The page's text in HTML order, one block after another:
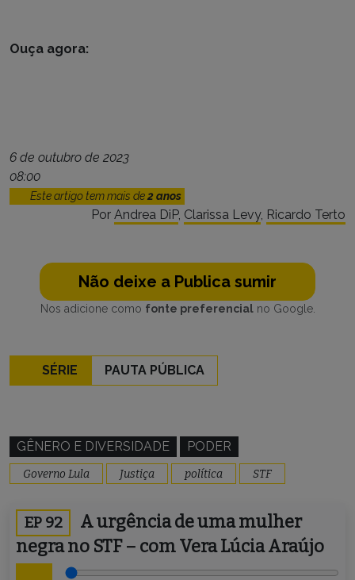
Ouça agora:
6 de outubro de 2023
08:00
Este artigo tem mais de2 anos
Por Andrea DiP, Clarissa Levy, Ricardo Terto
Não deixe a Publica sumir
Nos adicione como fonte preferencialno Google.
SÉRIE PAUTA PÚBLICA
GÊNERO E DIVERSIDADE PODER
Governo Lula Justiça política STF
EP 92
A urgência de uma mulher
negra no STF – com Vera Lúcia Araújo